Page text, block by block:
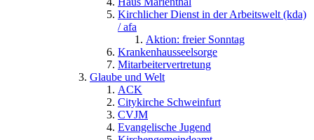
Kirchlicher Dienst in der Arbeitswelt (kda)
/ afa
Aktion: freier Sonntag
Krankenhausseelsorge
Mitarbeitervertretung
Glaube und Welt
ACK
Citykirche Schweinfurt
CVJM
Evangelische Jugend